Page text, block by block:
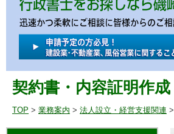
契約書・内容証明作成
TOP > 業務案内 > 法人設立・経営支援関連 >